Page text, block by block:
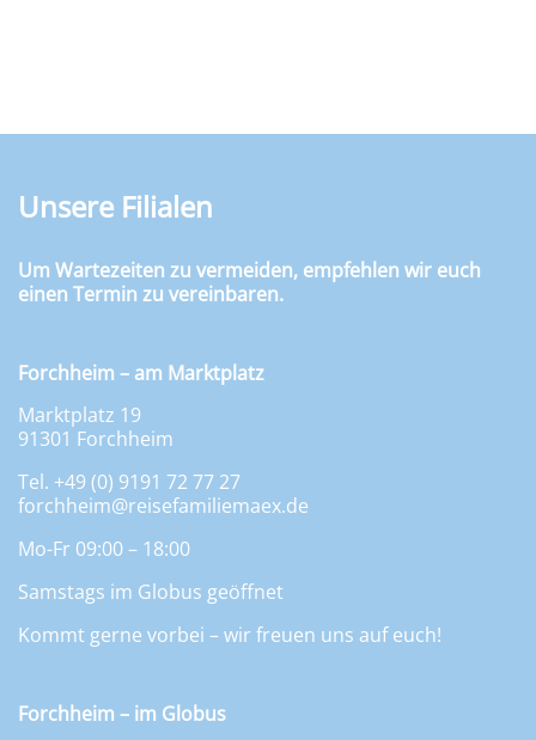
Unsere Filialen
Um Wartezeiten zu vermeiden, empfehlen wir euch
einen Termin zu vereinbaren.
Forchheim – am Marktplatz
Marktplatz 19
91301 Forchheim
Tel. +49 (0) 9191 72 77 27
forchheim@reisefamiliemaex.de
Mo-Fr 09:00 – 18:00
Samstags im Globus geöffnet
Kommt gerne vorbei – wir freuen uns auf euch!
Forchheim – im Globus